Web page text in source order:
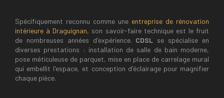
Spécifiquement reconnu comme une entreprise de rénovation
intérieure à Draguignan, son savoir-faire technique est le fruit
de nombreuses années d'expérience. CDSL se spécialise en
diverses prestations : installation de salle de bain moderne,
pose méticuleuse de parquet, mise en place de carrelage mural
qui embellit l'espace, et conception d'éclairage pour magnifier
chaque pièce.